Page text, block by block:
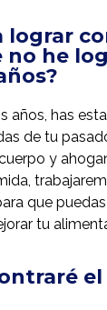
lograr
no he
años, has
de tu
y
que
tu
el